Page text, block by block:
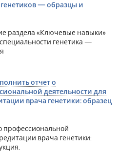
— образцы и
раздела «Ключевые навыки»
генетика —
отчет о
деятельности для
врача генетики: образец
профессиональной
врача генетики: